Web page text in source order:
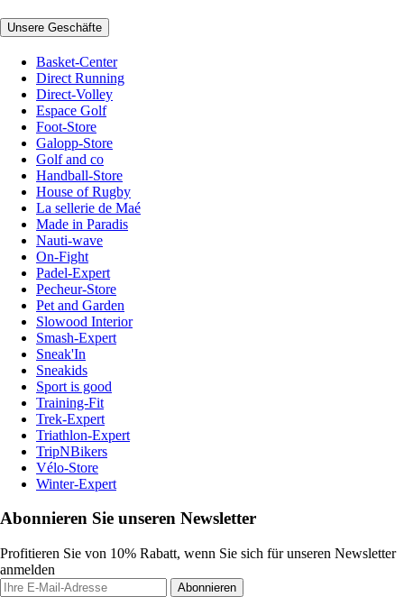
Unsere Geschäfte
Basket-Center
Direct Running
Direct-Volley
Espace Golf
Foot-Store
Galopp-Store
Golf and co
Handball-Store
House of Rugby
La sellerie de Maé
Made in Paradis
Nauti-wave
On-Fight
Padel-Expert
Pecheur-Store
Pet and Garden
Slowood Interior
Smash-Expert
Sneak'In
Sneakids
Sport is good
Training-Fit
Trek-Expert
Triathlon-Expert
TripNBikers
Vélo-Store
Winter-Expert
Abonnieren Sie unseren Newsletter
Profitieren Sie von 10% Rabatt, wenn Sie sich für unseren Newsletter
anmelden
Abonnieren